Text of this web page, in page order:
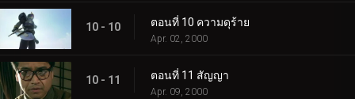
10 - 10 ตอนที่ 10 ความดุร้าย
Apr. 02, 2000
10 - 11 ตอนที่ 11 สัญญา
Apr. 09, 2000